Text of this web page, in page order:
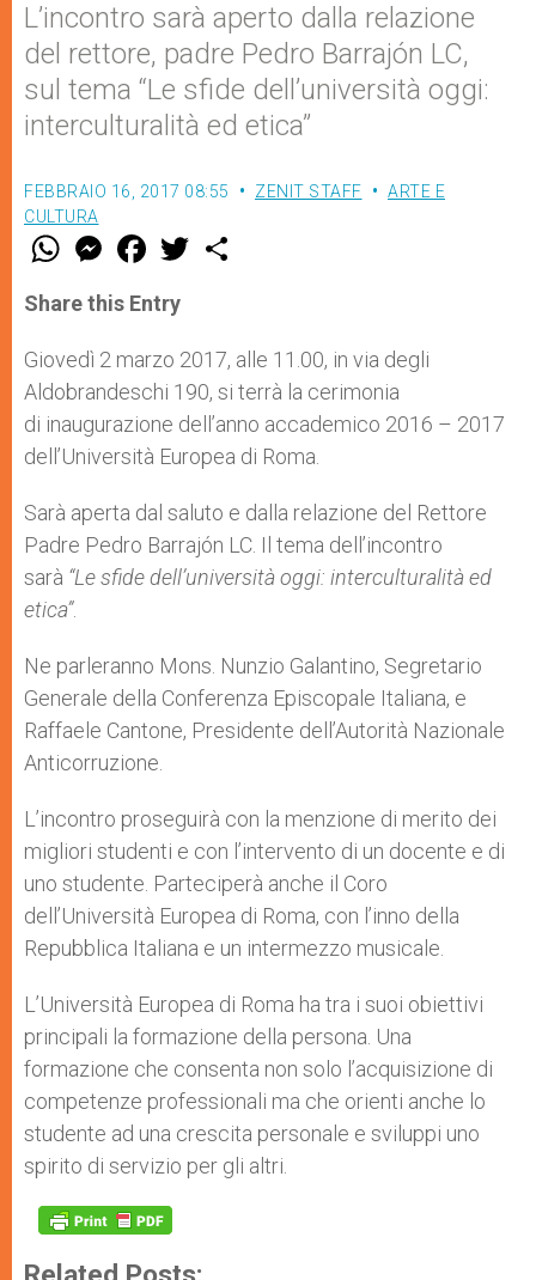
L’incontro sarà aperto dalla relazione
del rettore, padre Pedro Barrajón LC,
sul tema “Le sfide dell’università oggi:
interculturalità ed etica”
FEBBRAIO 16, 2017 08:55 ZENIT STAFF
ARTE E
CULTURA
W
t
s
p
p
M
e
s
e
g
e
r
F
a
e
b
o
k
w
r
Share this Entry
Giovedì 2 marzo 2017, alle 11.00, in via degli
Aldobrandeschi 190, si terrà la cerimonia
di inaugurazione dell’anno accademico 2016 – 2017
dell’Università Europea di Roma.
Sarà aperta dal saluto e dalla relazione del Rettore
Padre Pedro Barrajón LC. Il tema dell’incontro
sarà “Le sfide dell’università oggi: interculturalità ed
etica”.
Ne parleranno Mons. Nunzio Galantino, Segretario
Generale della Conferenza Episcopale Italiana, e
Raffaele Cantone, Presidente dell’Autorità Nazionale
Anticorruzione.
L’incontro proseguirà con la menzione di merito dei
migliori studenti e con l’intervento di un docente e di
uno studente. Parteciperà anche il Coro
dell’Università Europea di Roma, con l’inno della
Repubblica Italiana e un intermezzo musicale.
L’Università Europea di Roma ha tra i suoi obiettivi
principali la formazione della persona. Una
formazione che consenta non solo l’acquisizione di
competenze professionali ma che orienti anche lo
studente ad una crescita personale e sviluppi uno
spirito di servizio per gli altri.